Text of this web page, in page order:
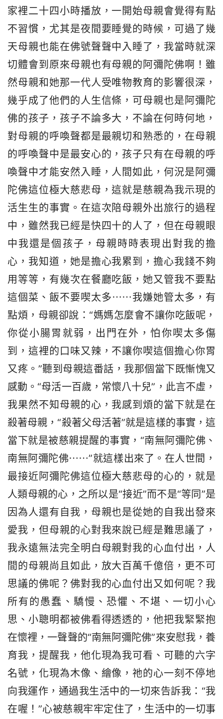
家裡二十四小時播放，一開始母親會覺得有點
不習慣，尤其是夜間要睡覺的時候，可過了幾
天母親也能在佛號聲聲中入睡了，我當時就深
切體會到原來母親也有母親的阿彌陀佛啊！雖
然母親和她那一代人受唯物教育的影響很深，
幾乎成了他們的人生信條，可母親也是阿彌陀
佛的孩子，孩子不論多大，不論在何時何地，
對母親的呼喚聲都是最親切和熟悉的，在母親
的呼喚聲中是最安心的，孩子只有在母親的呼
喚聲中才能安然入睡，人間如此，何況是阿彌
陀佛這位極大慈悲母，這就是慈親為我示現的
活生生的事實。在這次陪母親外出旅行的過程
中，雖然我已經是快四十的人了，但在母親眼
中我還是個孩子，母親時時表現出對我的擔
心，我知道，她是擔心我累到，擔心我錢不夠
用等等，有幾次在餐廳吃飯，她又管我不要點
這個菜、飯不要喫太多⋯⋯我嫌她管太多，有
點煩，母親卻說：“媽媽怎麼會不讓你吃飯呢，
你從小腸胃就弱，出門在外，怕你喫太多傷
到，這裡的口味又辣，不讓你喫這個擔心你胃
又疼。”聽到母親這番話，我那個當下既慚愧又
感動。“母活一百歲，常懷八十兒”，此言不虛，
我果然不知母親的心，我感到煩的當下就是在
殺著母親，“殺著父母活著”就是這樣的事實，這
當下就是被慈親提醒的事實，“南無阿彌陀佛、
南無阿彌陀佛⋯⋯”就這樣出來了。在人世間，
最接近阿彌陀佛這位極大慈悲母的心的，就是
人類母親的心，之所以是“接近”而不是“等同”是
因為人還有自我，母親也是從她的自我出發來
愛我，但母親的心對我來說已經是難思議了，
我永遠無法完全明白母親對我的心血付出，人
間的母親尚且如此，放大百萬千億倍，更不可
思議的佛呢？佛對我的心血付出又如何呢？我
所有的愚蠢、驕慢、恐懼、不堪、一切小心
思、小聰明都被佛看得透透的，他把我緊緊抱
在懷裡，一聲聲的“南無阿彌陀佛”來安慰我，養
育我，提醒我，他化現為我可看、可聽的六字
名號，化現為木像、繪像，祂的心一刻不停地
向我運作，通過我生活中的一切來告訴我：“我
在喔！”心被慈親牢牢定住了，生活中的一切事